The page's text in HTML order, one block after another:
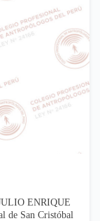
ENRIQUE
de San Cristóbal